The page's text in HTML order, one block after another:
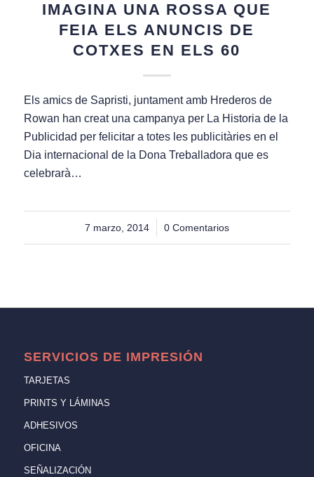
IMAGINA UNA ROSSA QUE
FEIA ELS ANUNCIS DE
COTXES EN ELS 60
Els amics de Sapristi, juntament amb Hrederos de
Rowan han creat una campanya per La Historia de la
Publicidad per felicitar a totes les publicitàries en el
Dia internacional de la Dona Treballadora que es
celebrarà…
7 marzo, 2014
/ 0 Comentarios
SERVICIOS DE IMPRESIÓN
TARJETAS
PRINTS Y LÁMINAS
ADHESIVOS
OFICINA
SEÑALIZACIÓN